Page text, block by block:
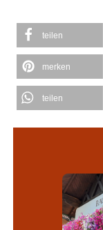
teilen
merken
teilen